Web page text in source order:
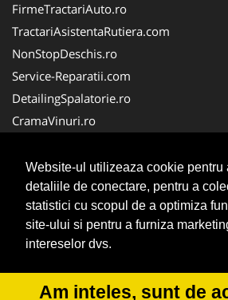
Website-ul utilizeaza cookie pentru
detaliile de conectare, pentru a
statistici cu scopul de a optimiza
site-ului si pentru a furniza
intereselor dvs.
Am inteles, sunt de
FirmeTractariAuto.ro
TractariAsistentaRutiera.com
NonStopDeschis.ro
Service-Reparatii.com
DetailingSpalatorie.ro
CramaVinuri.ro
FirmaPieseAuto.ro
Anvelope-Sh.com
CentruInchirieri.ro
CuratareHota.com